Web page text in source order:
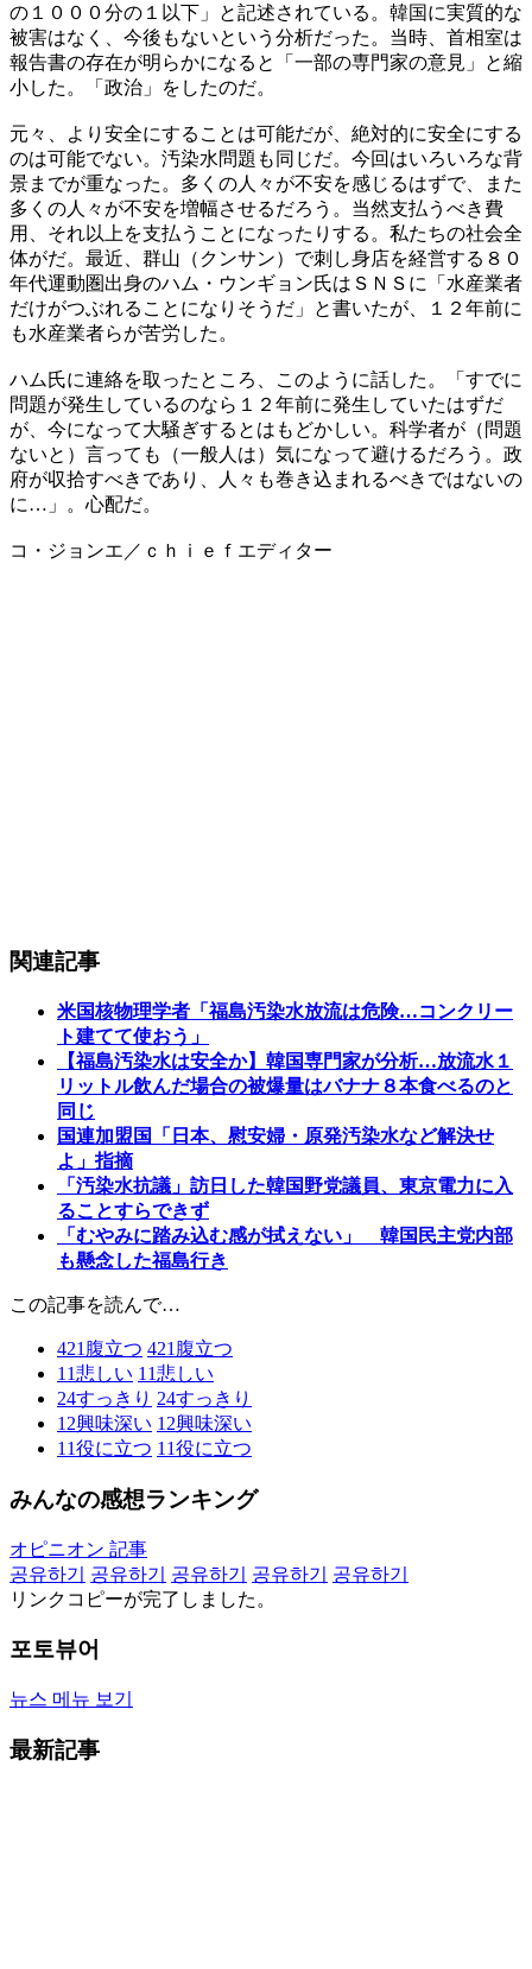
の１０００分の１以下」と記述されている。韓国に実質的な
被害はなく、今後もないという分析だった。当時、首相室は
報告書の存在が明らかになると「一部の専門家の意見」と縮
小した。「政治」をしたのだ。
元々、より安全にすることは可能だが、絶対的に安全にする
のは可能でない。汚染水問題も同じだ。今回はいろいろな背
景までが重なった。多くの人々が不安を感じるはずで、また
多くの人々が不安を増幅させるだろう。当然支払うべき費
用、それ以上を支払うことになったりする。私たちの社会全
体がだ。最近、群山（クンサン）で刺し身店を経営する８０
年代運動圏出身のハム・ウンギョン氏はＳＮＳに「水産業者
だけがつぶれることになりそうだ」と書いたが、１２年前に
も水産業者らが苦労した。
ハム氏に連絡を取ったところ、このように話した。「すでに
問題が発生しているのなら１２年前に発生していたはずだ
が、今になって大騒ぎするとはもどかしい。科学者が（問題
ないと）言っても（一般人は）気になって避けるだろう。政
府が収拾すべきであり、人々も巻き込まれるべきではないの
に…」。心配だ。
コ・ジョンエ／ｃｈｉｅｆエディター
関連記事
米国核物理学者「福島汚染水放流は危険…コンクリー
ト建てて使おう」
【福島汚染水は安全か】韓国専門家が分析…放流水１
リットル飲んだ場合の被爆量はバナナ８本食べるのと
同じ
国連加盟国「日本、慰安婦・原発汚染水など解決せ
よ」指摘
「汚染水抗議」訪日した韓国野党議員、東京電力に入
ることすらできず
「むやみに踏み込む感が拭えない」 韓国民主党内部
も懸念した福島行き
この記事を読んで…
421 腹立つ 421 腹立つ
11悲しい 11悲しい
24すっきり 24すっきり
12興味深い 12興味深い
11役に立つ 11役に立つ
みんなの感想ランキング
オピニオン 記事
공유하기
공유하기 공유하기 공유하기
공유하기
リンクコピーが完了しました。
포토뷰어
뉴스 메뉴 보기
最新記事